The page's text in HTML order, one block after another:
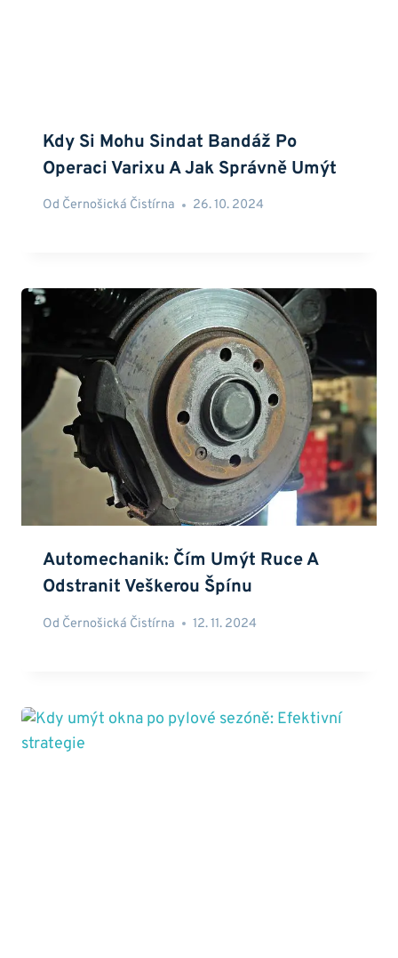
Kdy Si Mohu Sindat Bandáž Po
Operaci Varixu A Jak Správně Umýt
Od Černošická Čistírna 26. 10. 2024
Automechanik: Čím Umýt Ruce A
Odstranit Veškerou Špínu
Od Černošická Čistírna 12. 11. 2024